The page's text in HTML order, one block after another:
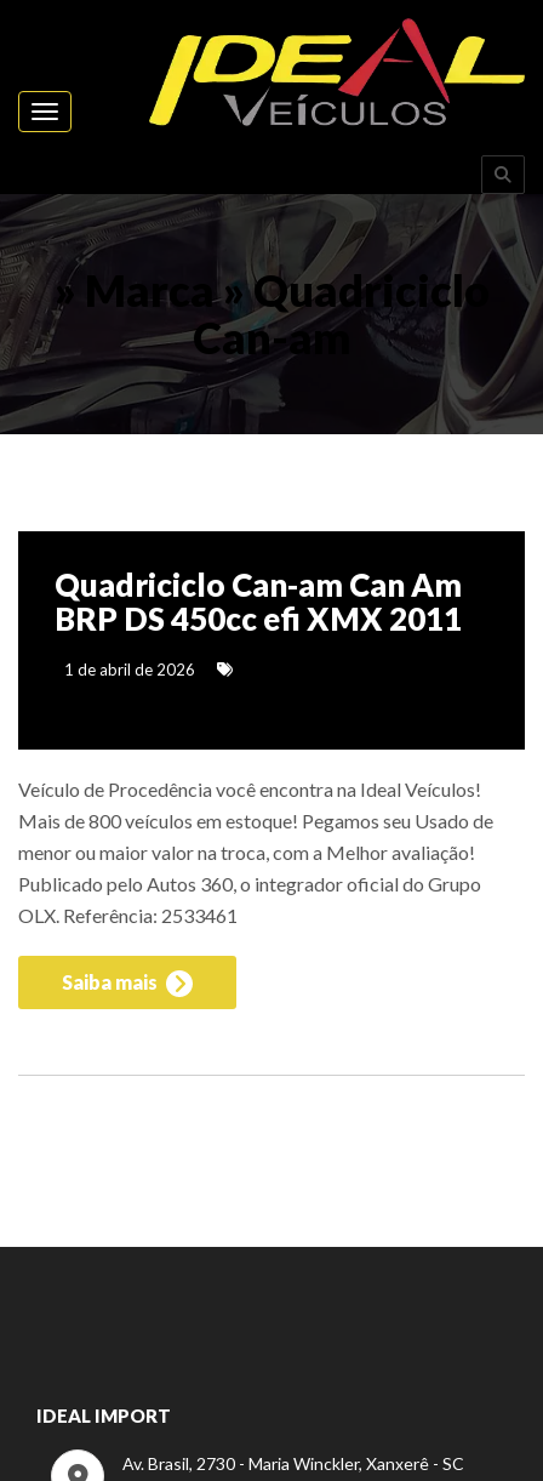
Toggle navigation
» Marca » Quadriciclo
Can-am
Quadriciclo Can-am Can Am
BRP DS 450cc efi XMX 2011
1 de abril de 2026
Veículo de Procedência você encontra na Ideal Veículos!
Mais de 800 veículos em estoque! Pegamos seu Usado de
menor ou maior valor na troca, com a Melhor avaliação!
Publicado pelo Autos 360, o integrador oficial do Grupo
OLX. Referência: 2533461
Saiba mais
IDEAL IMPORT
Av. Brasil, 2730 - Maria Winckler, Xanxerê - SC